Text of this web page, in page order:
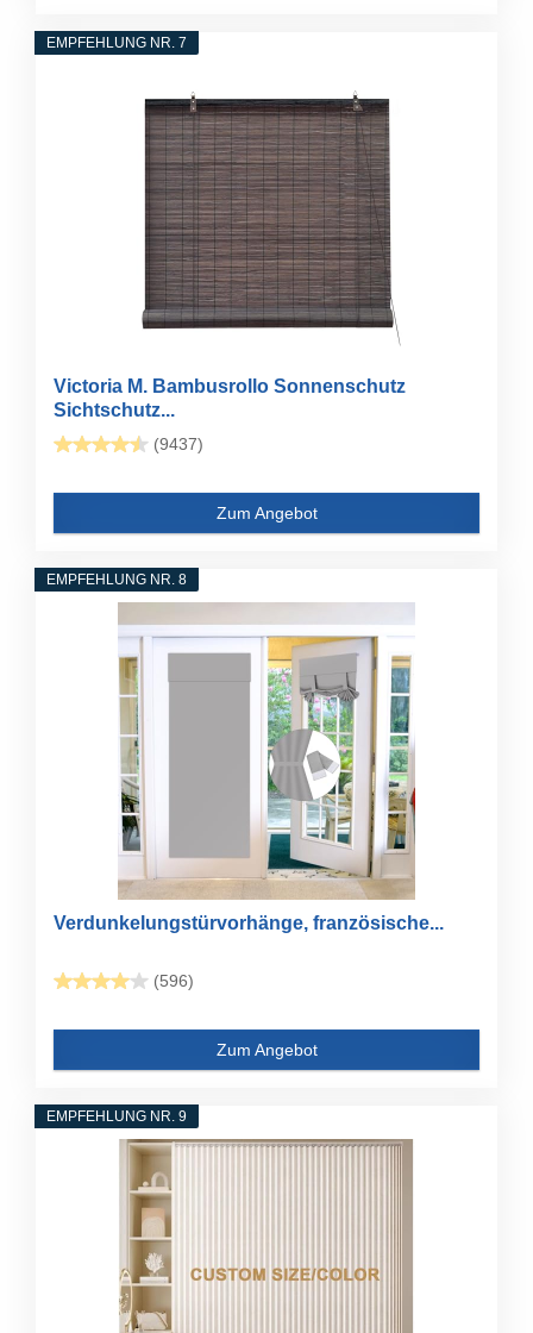
EMPFEHLUNG NR. 7
Victoria M. Bambusrollo Sonnenschutz
Sichtschutz...
(9437)
Zum Angebot
EMPFEHLUNG NR. 8
Verdunkelungstürvorhänge, französische...
(596)
Zum Angebot
EMPFEHLUNG NR. 9